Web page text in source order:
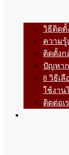
วิธีติดตั้
ความรู้
ติดตั้งก
ปัญหา
8 วิธีเ
ใช้งาน
ติดต่อเ